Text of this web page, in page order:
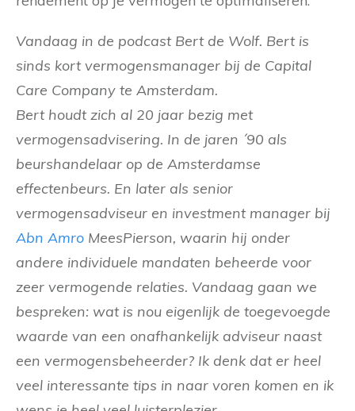
Vandaag in de podcast Bert de Wolf. Bert is
sinds kort vermogensmanager bij de Capital
Care Company te Amsterdam.
Bert houdt zich al 20 jaar bezig met
vermogensadvisering. In de jaren ´90 als
beurshandelaar op de Amsterdamse
effectenbeurs. En later als senior
vermogensadviseur en investment manager bij
Abn Amro MeesPierson, waarin hij onder
andere individuele mandaten beheerde voor
zeer vermogende relaties. Vandaag gaan we
bespreken: wat is nou eigenlijk de toegevoegde
waarde van een onafhankelijk adviseur naast
een vermogensbeheerder? Ik denk dat er heel
veel interessante tips in naar voren komen en ik